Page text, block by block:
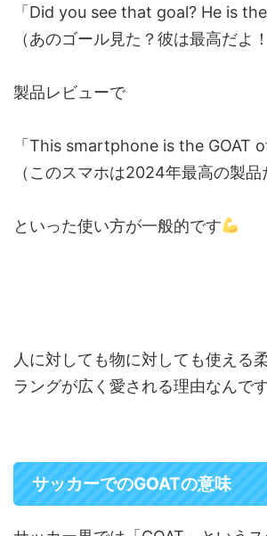
「Did you see that goal? He is the
（あのゴール見た？彼は最高だよ
製品レビューで
「This smartphone is the GOAT
（このスマホは2024年最高の製品
といった使い方が一般的です
人に対しても物に対しても使える
ラングが広く愛される理由なんで
サッカーでのGOATの意味